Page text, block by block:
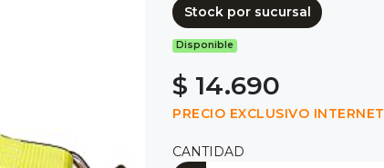
Stock por sucursal
Disponible
$ 14.690
PRECIO EXCLUSIVO INTERNET
CANTIDAD